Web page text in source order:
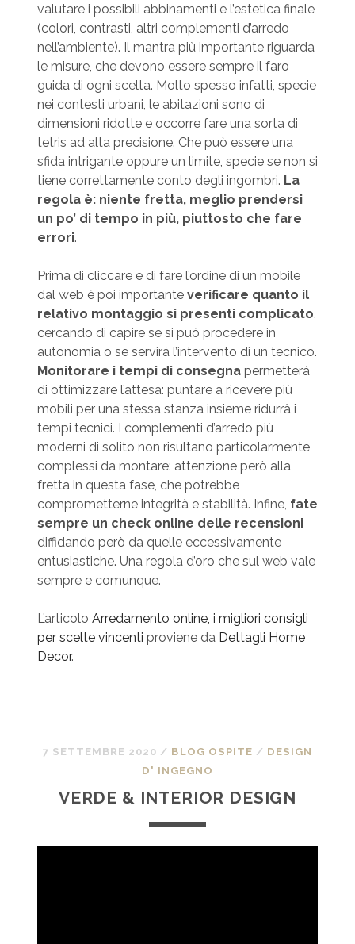
valutare i possibili abbinamenti e l’estetica finale
(colori, contrasti, altri complementi d’arredo
nell’ambiente). Il mantra più importante riguarda
le misure, che devono essere sempre il faro
guida di ogni scelta. Molto spesso infatti, specie
nei contesti urbani, le abitazioni sono di
dimensioni ridotte e occorre fare una sorta di
tetris ad alta precisione. Che può essere una
sfida intrigante oppure un limite, specie se non si
tiene correttamente conto degli ingombri. La
regola è: niente fretta, meglio prendersi
un po’ di tempo in più, piuttosto che fare
errori.
Prima di cliccare e di fare l’ordine di un mobile
dal web è poi importanteverificare quanto il
relativo montaggio si presenti complicato
cercando di capire se si può procedere in
autonomia o se servirà l’intervento di un tecnico.
Monitorare i tempi di consegnapermetterà
di ottimizzare l’attesa: puntare a ricevere più
mobili per una stessa stanza insieme ridurrà i
tempi tecnici. I complementi d’arredo più
moderni di solito non risultano particolarmente
complessi da montare: attenzione però alla
fretta in questa fase, che potrebbe
comprometterne integrità e stabilità. Infine, fate
sempre un check online delle recensioni
diffidando però da quelle eccessivamente
entusiastiche. Una regola d’oro che sul web vale
sempre e comunque.
L’articolo Arredamento online, i migliori consigli
per scelte vincenti proviene da Dettagli Home
Decor.
7 SETTEMBRE 2020 / BLOG OSPITE / DESIGN
D' INGEGNO
VERDE & INTERIOR DESIGN